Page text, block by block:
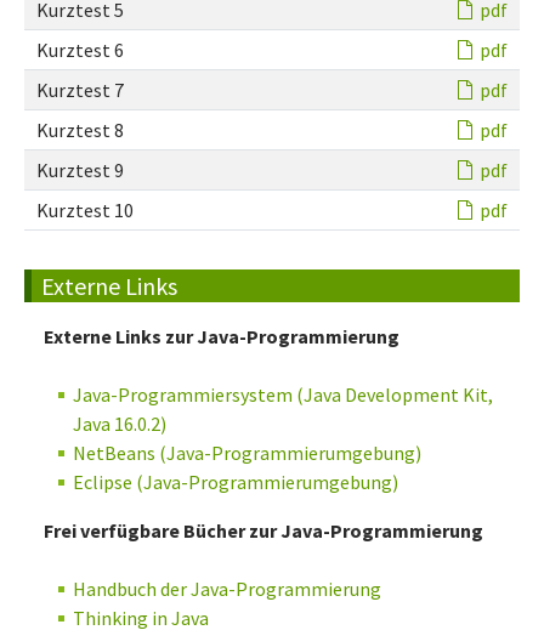
Kurztest 5
pdf
Kurztest 6
pdf
Kurztest 7
pdf
Kurztest 8
pdf
Kurztest 9
pdf
Kurztest 10
pdf
Externe Links
Externe Links zur Java-Programmierung
Java-Programmiersystem (Java Development Kit,
Java 16.0.2)
NetBeans (Java-Programmierumgebung)
Eclipse (Java-Programmierumgebung)
Frei verfügbare Bücher zur Java-Programmierung
Handbuch der Java-Programmierung
Thinking in Java